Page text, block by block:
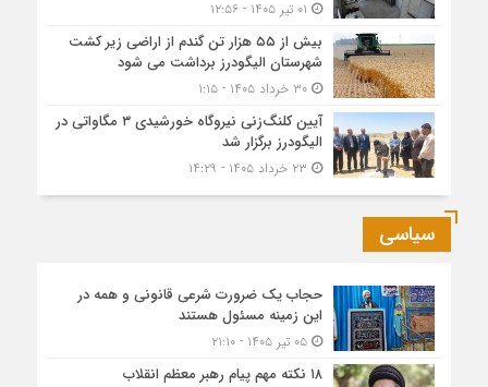
بیش از ۵۵ هزار تن گندم از اراضی زیر کشت
شهرستان الیگودرز برداشت می شود
۳۰ خرداد ۱۴۰۵ - ۱:۱۵
آیین کلنگ‌زنی نیروگاه خورشیدی ۳ مگاواتی در
الیگودرز برگزار شد
سیاسی
حجاب یک ضرورت شرعی قانونی و همه در
این زمینه مسئول هستند
۰۵ تیر ۱۴۰۵ - ۲۱:۱۰
۱۸ نکته مهم پیام رهبر معظم انقلاب